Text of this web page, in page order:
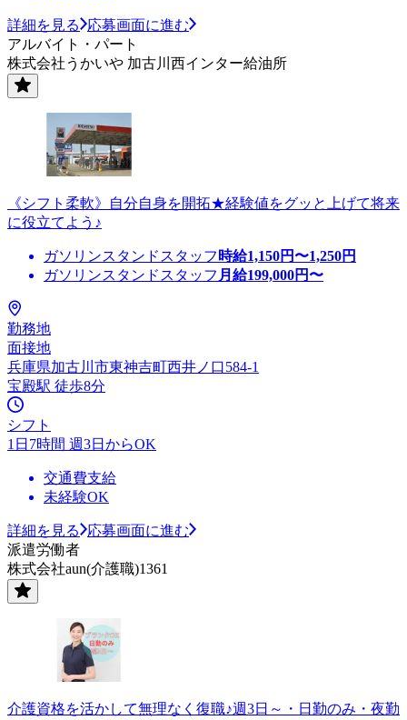
詳細を見る
応募画面に進む
アルバイト・パート
株式会社うかいや 加古川西インター給油所
《シフト柔軟》自分自身を開拓★経験値をグッと上げて将来
に役立てよう♪
ガソリンスタンドスタッフ 時給1,150円〜1,250円
ガソリンスタンドスタッフ 月給199,000円〜
勤務地
面接地
兵庫県加古川市東神吉町西井ノ口584-1
宝殿駅 徒歩8分
シフト
1日7時間 週3日からOK
交通費支給
未経験OK
詳細を見る
応募画面に進む
派遣労働者
株式会社aun(介護職)1361
介護資格を活かして無理なく復職♪週3日～・日勤のみ・夜勤